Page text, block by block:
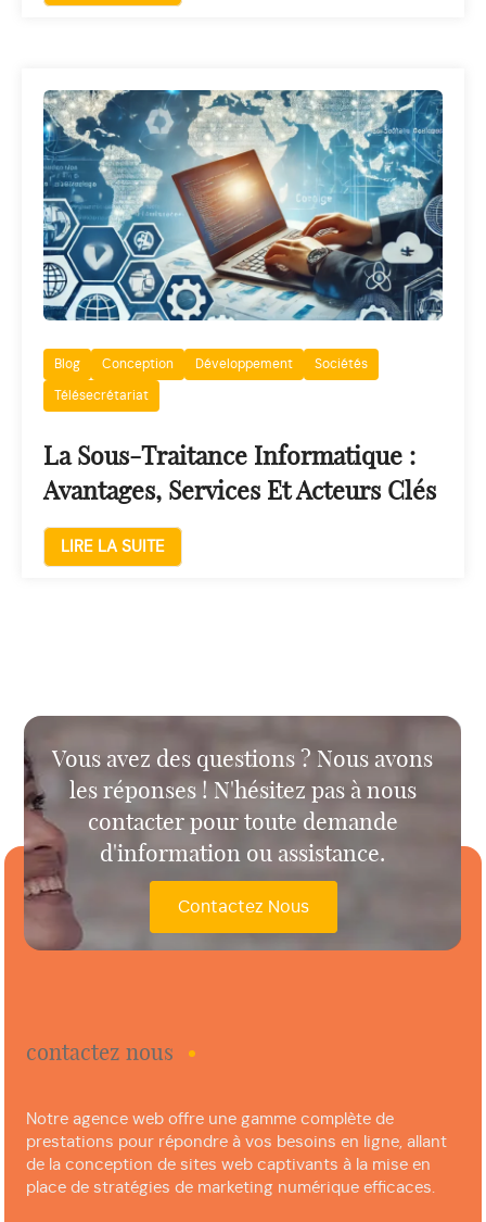
Blog Conception Développement Sociétés
Télésecrétariat
La Sous-Traitance Informatique :
Avantages, Services Et Acteurs Clés
LIRE LA SUITE
Vous avez des questions ? Nous avons
les réponses ! N'hésitez pas à nous
contacter pour toute demande
d'information ou assistance.
Contactez Nous
contactez nous
Notre agence web offre une gamme complète de
prestations pour répondre à vos besoins en ligne, allant
de la conception de sites web captivants à la mise en
place de stratégies de marketing numérique efficaces.